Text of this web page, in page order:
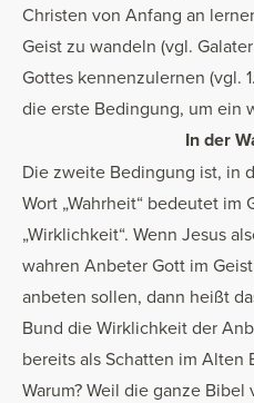
Christen von Anfang an
Geist zu wandeln (vgl.
Gottes kennenzulernen (vgl.
die erste Bedingung, um ein
In der
Die zweite Bedingung ist, in
Wort „Wahrheit“ bedeutet im
„Wirklichkeit“. Wenn Jesus
wahren Anbeter Gott im
anbeten sollen, dann heißt
Bund die Wirklichkeit der
bereits als Schatten im Alten
Warum? Weil die ganze